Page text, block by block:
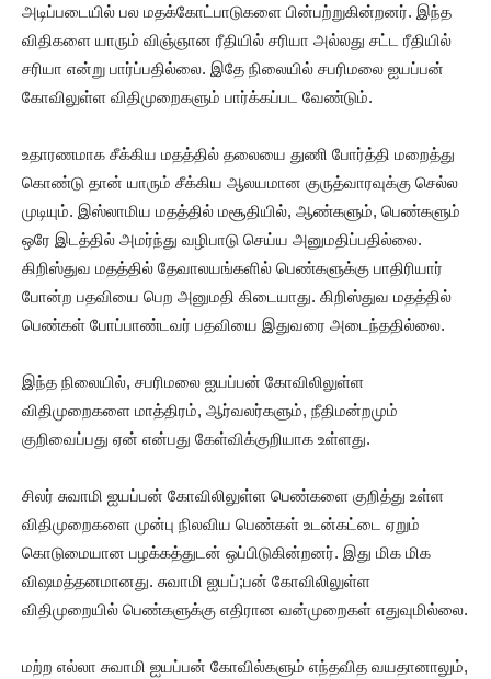
அடிப்படையில் பல மதக்கோட்பாடுகளை பின்பற்றுகின்றனர். இந்த
விதிகளை யாரும் விஞ்ஞான ரீதியில் சரியா அல்லது சட்ட ரீதியில்
சரியா என்று பார்ப்பதில்லை. இதே நிலையில் சபரிமலை ஐயப்பன்
கோவிலுள்ள விதிமுறைகளும் பார்க்கப்பட வேண்டும்.
உதாரணமாக சீக்கிய மதத்தில் தலையை துணி போர்த்தி மறைத்து
கொண்டு தான் யாரும் சீக்கிய ஆலயமான குருத்வாரவுக்கு செல்ல
முடியும். இஸ்லாமிய மதத்தில் மசூதியில், ஆண்களும், பெண்களும்
ஒரே இடத்தில் அமர்ந்து வழிபாடு செய்ய அனுமதிப்பதில்லை.
கிறிஸ்துவ மதத்தில் தேவாலயங்களில் பெண்களுக்கு பாதிரியார்
போன்ற பதவியை பெற அனுமதி கிடையாது. கிறிஸ்துவ மதத்தில்
பெண்கள் போப்பாண்டவர் பதவியை இதுவரை அடைந்ததில்லை.
இந்த நிலையில், சபரிமலை ஐயப்பன் கோவிலிலுள்ள
விதிமுறைகளை மாத்திரம், ஆர்வலர்களும், நீதிமன்றமும்
குறிவைப்பது ஏன் என்பது கேள்விக்குறியாக உள்ளது.
சிலர் சுவாமி ஐயப்பன் கோவிலிலுள்ள பெண்களை குறித்து உள்ள
விதிமுறைகளை முன்பு நிலவிய பெண்கள் உடன்கட்டை ஏறும்
கொடுமையான பழக்கத்துடன் ஒப்பிடுகின்றனர். இது மிக மிக
விஷமத்தனமானது. சுவாமி ஐயப்;பன் கோவிலிலுள்ள
விதிமுறையில் பெண்களுக்கு எதிரான வன்முறைகள் எதுவுமில்லை.
மற்ற எல்லா சுவாமி ஐயப்பன் கோவில்களும் எந்தவித வயதானாலும்,